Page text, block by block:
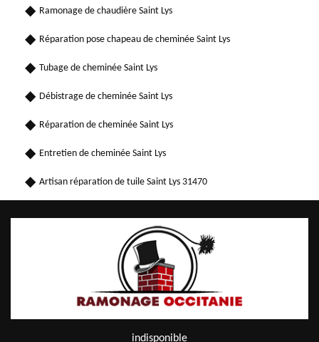
Ramonage de chaudière Saint Lys
Réparation pose chapeau de cheminée Saint Lys
Tubage de cheminée Saint Lys
Débistrage de cheminée Saint Lys
Réparation de cheminée Saint Lys
Entretien de cheminée Saint Lys
Artisan réparation de tuile Saint Lys 31470
indisponible